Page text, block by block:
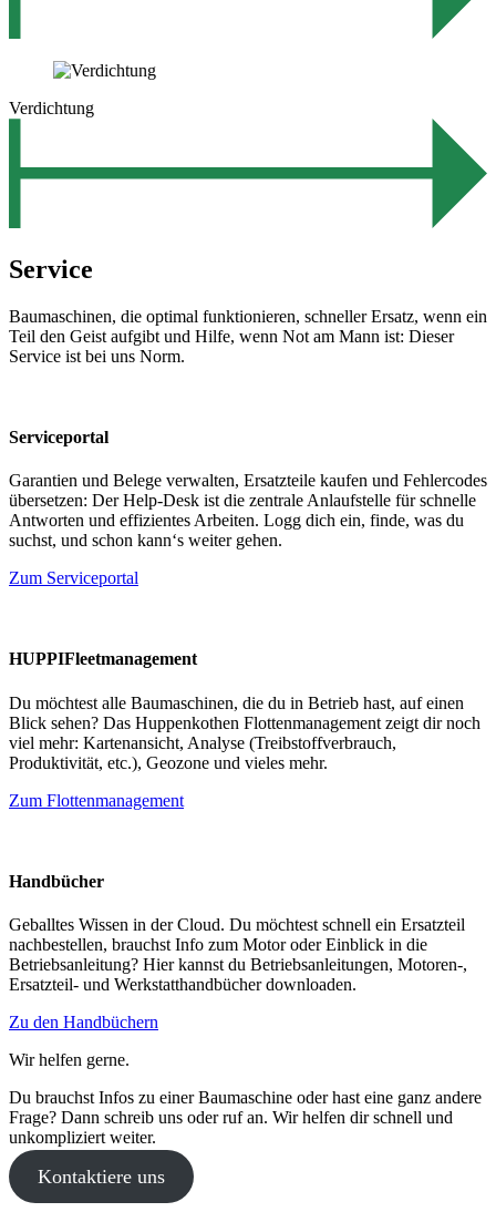
Verdichtung
Service
Baumaschinen, die optimal funktionieren, schneller Ersatz, wenn ein
Teil den Geist aufgibt und Hilfe, wenn Not am Mann ist: Dieser
Service ist bei uns Norm.
Serviceportal
Garantien und Belege verwalten, Ersatzteile kaufen und Fehlercodes
übersetzen: Der Help-Desk ist die zentrale Anlaufstelle für schnelle
Antworten und effizientes Arbeiten. Logg dich ein, finde, was du
suchst, und schon kann‘s weiter gehen.
Zum Serviceportal
HUPPIFleetmanagement
Du möchtest alle Baumaschinen, die du in Betrieb hast, auf einen
Blick sehen? Das Huppenkothen Flottenmanagement zeigt dir noch
viel mehr: Kartenansicht, Analyse (Treibstoffverbrauch,
Produktivität, etc.), Geozone und vieles mehr.
Zum Flottenmanagement
Handbücher
Geballtes Wissen in der Cloud. Du möchtest schnell ein Ersatzteil
nachbestellen, brauchst Info zum Motor oder Einblick in die
Betriebsanleitung? Hier kannst du Betriebsanleitungen, Motoren-,
Ersatzteil- und Werkstatthandbücher downloaden.
Zu den Handbüchern
Wir helfen gerne.
Du brauchst Infos zu einer Baumaschine oder hast eine ganz andere
Frage? Dann schreib uns oder ruf an. Wir helfen dir schnell und
unkompliziert weiter.
Kontaktiere uns